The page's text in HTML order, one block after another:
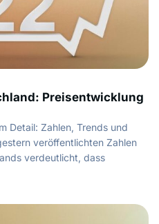
Preisentwicklung
Detail: Zahlen, Trends und
veröffentlichten Zahlen
verdeutlicht, dass